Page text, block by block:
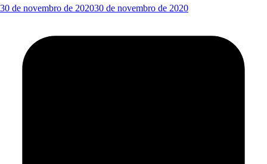
30 de novembro de 202030 de novembro de 2020